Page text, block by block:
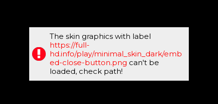
The skin graphics with label
https://full-
hd.info/play/minimal_skin_dark/emb
ed-close-button.png can't be
loaded, check path!